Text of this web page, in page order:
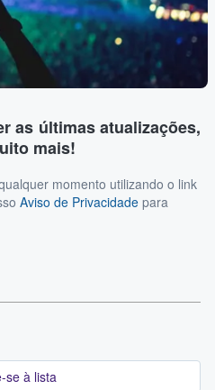
as últimas atualizações,
mais!
momento utilizando o link
Aviso de Privacidade para
se à lista